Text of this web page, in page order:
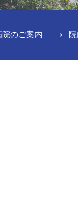
院のご案内